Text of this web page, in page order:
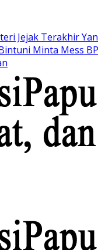
Jejak Terakhir
Minta Mess